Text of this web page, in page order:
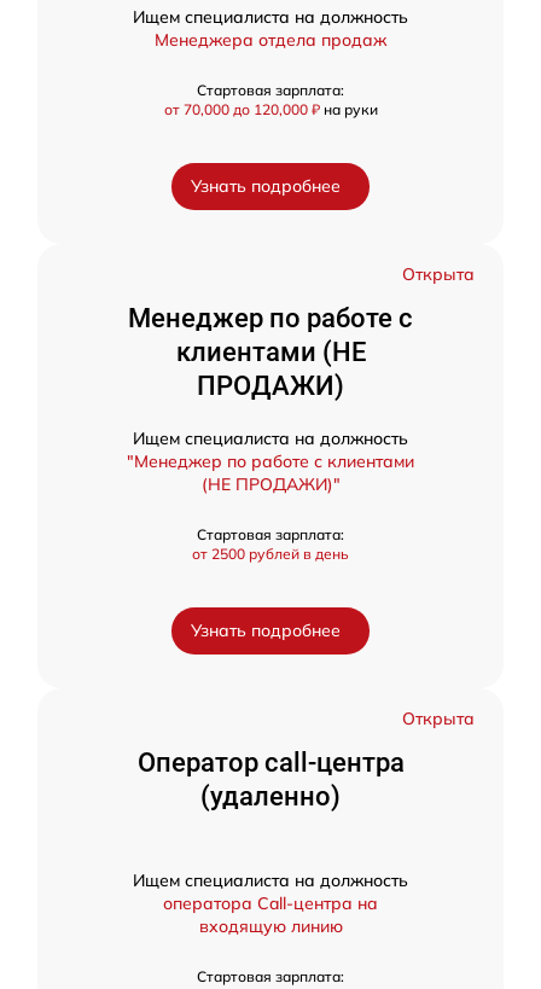
Ищем специалиста на должность
Менеджера отдела продаж
Стартовая зарплата:
от 70,000 до 120,000 ₽ на руки
Узнать подробнее
Открыта
Менеджер по работе с
клиентами (НЕ
ПРОДАЖИ)
Ищем специалиста на должность
"Менеджер по работе с клиентами
(НЕ ПРОДАЖИ)"
Стартовая зарплата:
от 2500 рублей в день
Узнать подробнее
Открыта
Оператор call-центра
(удаленно)
Ищем специалиста на должность
оператора Call-центра на
входящую линию
Стартовая зарплата: